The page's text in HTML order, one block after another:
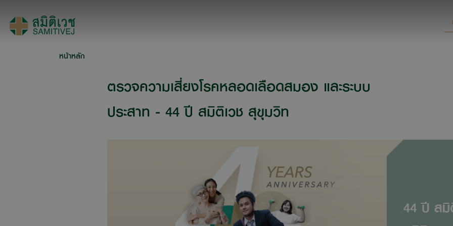
หน้าหลัก
ตรวจความเสี่ยงโรคหลอดเลือดสมอง และระบบ
ประสาท - 44 ปี สมิติเวช สุขุมวิท